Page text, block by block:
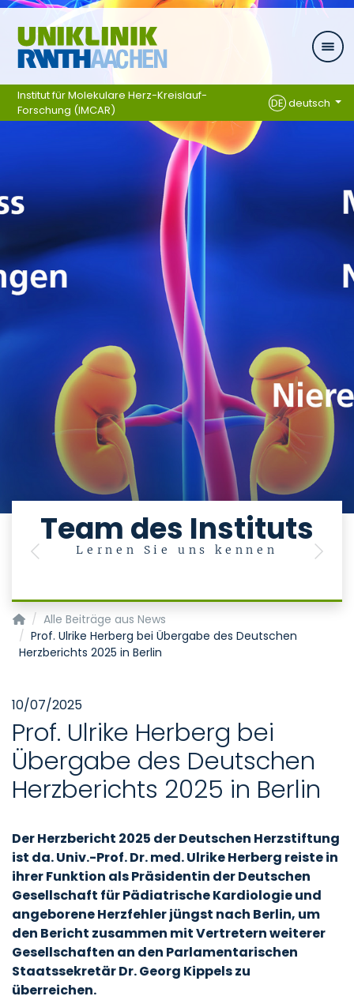
Ga naar navigatie
Team des Instituts
Lernen Sie uns kennen
Previous Next
Institut für Molekulare Herz-Kreislauf-
Forschung (IMCAR)
DEdeutsch
Institut für Molekulare Herz-Kreislauf-Forschung (IMCAR)
Alle Beiträge aus News
Prof. Ulrike Herberg bei Übergabe des Deutschen
Herzberichts 2025 in Berlin
10/07/2025
Prof. Ulrike Herberg bei
Übergabe des Deutschen
Herzberichts 2025 in Berlin
Der Herzbericht 2025 der Deutschen Herzstiftung
ist da. Univ.-Prof. Dr. med. Ulrike Herberg reiste in
ihrer Funktion als Präsidentin der Deutschen
Gesellschaft für Pädiatrische Kardiologie und
angeborene Herzfehler jüngst nach Berlin, um
den Bericht zusammen mit Vertretern weiterer
Gesellschaften an den Parlamentarischen
Staatssekretär Dr. Georg Kippels zu
überreichen.